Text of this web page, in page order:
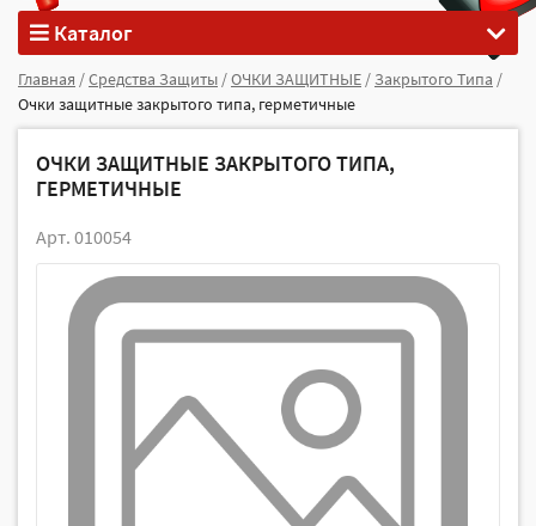
Каталог
Главная /Средства Защиты /ОЧКИ ЗАЩИТНЫЕ /Закрытого Типа /
Очки защитные закрытого типа, герметичные
ОЧКИ ЗАЩИТНЫЕ ЗАКРЫТОГО ТИПА,
ГЕРМЕТИЧНЫЕ
Арт. 010054